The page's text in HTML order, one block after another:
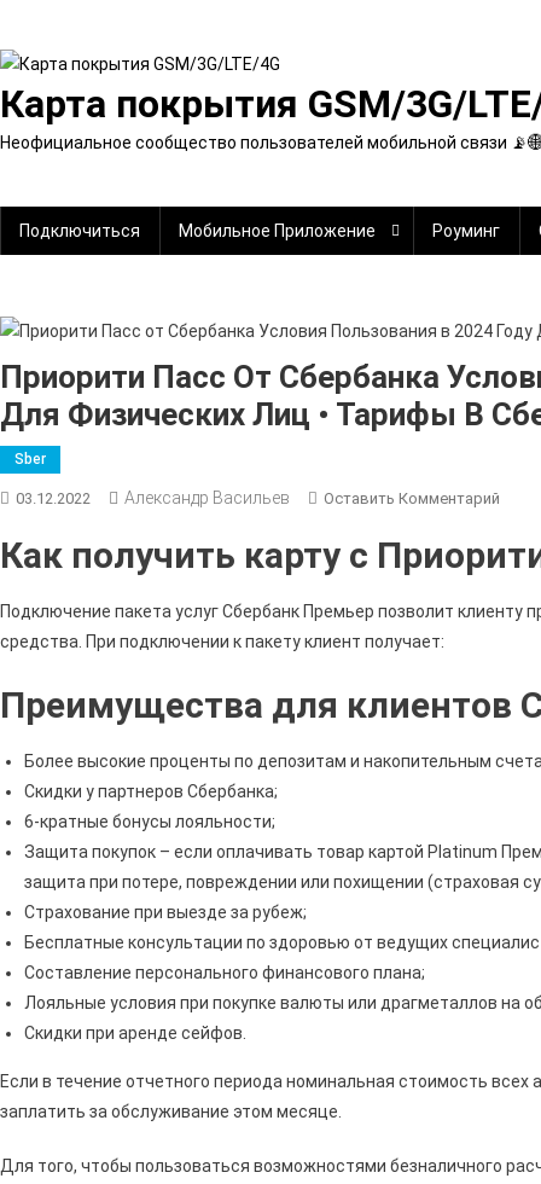
содержимому
Карта покрытия GSM/3G/
Неофициальное сообщество пользователей мобильной связи
Подключиться Мобильное Приложение Роуминг
Приорити Пасс От Сбербанка
Для Физических Лиц • Тарифы В
Sber
03.12.2022 Александр Васильев Оставить Комментарий
Пасс
2024
•
Как получить карту с
Подключение пакета услуг Сбербанк Премьер позволит
средства. При подключении к пакету клиент получает:
Преимущества для клиентов
Более высокие проценты по депозитам и накопительным
Скидки у партнеров Сбербанка;
6-кратные бонусы лояльности;
Защита покупок – если оплачивать товар картой Platinum
защита при потере, повреждении или похищении (страховая
Страхование при выезде за рубеж;
Бесплатные консультации по здоровью от ведущих
Составление персонального финансового плана;
Лояльные условия при покупке валюты или драгметаллов на
Скидки при аренде сейфов.
Если в течение отчетного периода номинальная стоимость
заплатить за обслуживание этом месяце.
Для того, чтобы пользоваться возможностями безналичного